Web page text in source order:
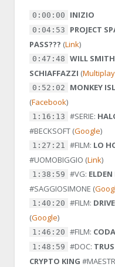
0:00:00 INIZIO
0:04:53
PROJECT
PASS??? (Link)
0:47:48 WILL SMITH
SCHIAFFAZZI (
0:52:02
MONKEY
(Facebook)
1:16:13 #SERIE:
#BECKSOFT (Google)
1:27:21 #FILM: LO
#UOMOBIGGIO (Link)
1:38:59 #VG:
#SAGGIOSIMONE (
1:40:20 #FILM:
(Google)
1:46:20 #FILM: CODA
1:48:59 #DOC:
CRYPTO KING